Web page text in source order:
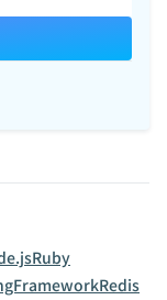
Ruby
Redis